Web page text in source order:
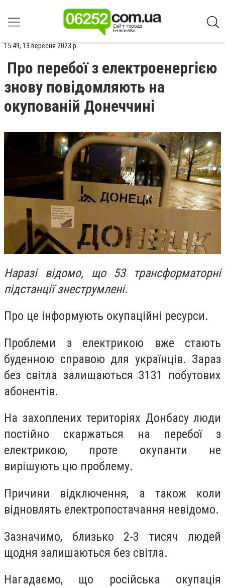
15:49, 13 вересня 2023 р.
Про перебої з електроенергією
знову повідомляють на
окупованій Донеччині
Наразі відомо, що 53 трансформаторні
підстанції знеструмлені.
Про це інформують окупаційні ресурси.
Проблеми з електрикою вже стають
буденною справою для українців. Зараз
без світла залишаються 3131 побутових
абонентів.
На захоплених територіях Донбасу люди
постійно скаржаться на перебої з
електрикою, проте окупанти не
вирішують цю проблему.
Причини відключення, а також коли
відновлять електропостачання невідомо.
Зазначимо, близько 2-3 тисяч людей
щодня залишаються без світла.
Нагадаємо, що російська окупація